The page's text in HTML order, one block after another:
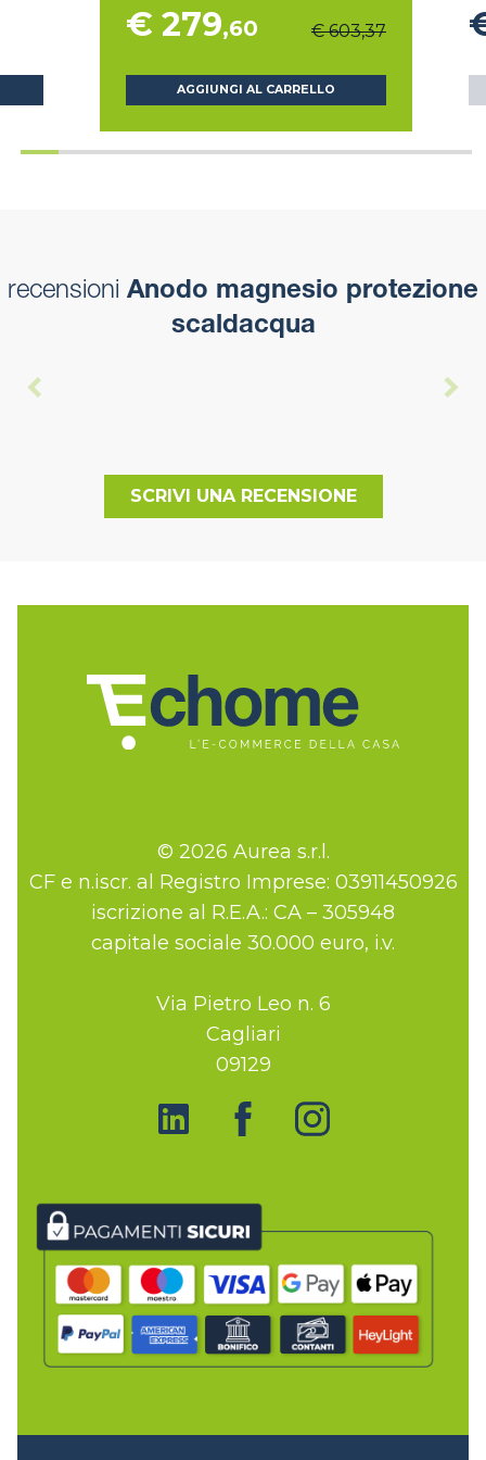
€ 279,60 € 603,37
AGGIUNGI AL CARRELLO
recensioni Anodo magnesio protezione
scaldacqua
SCRIVI UNA RECENSIONE
© 2026 Aurea s.r.l.
CF e n.iscr. al Registro Imprese: 03911450926
iscrizione al R.E.A.: CA – 305948
capitale sociale 30.000 euro, i.v.
Via Pietro Leo n. 6
Cagliari
09129